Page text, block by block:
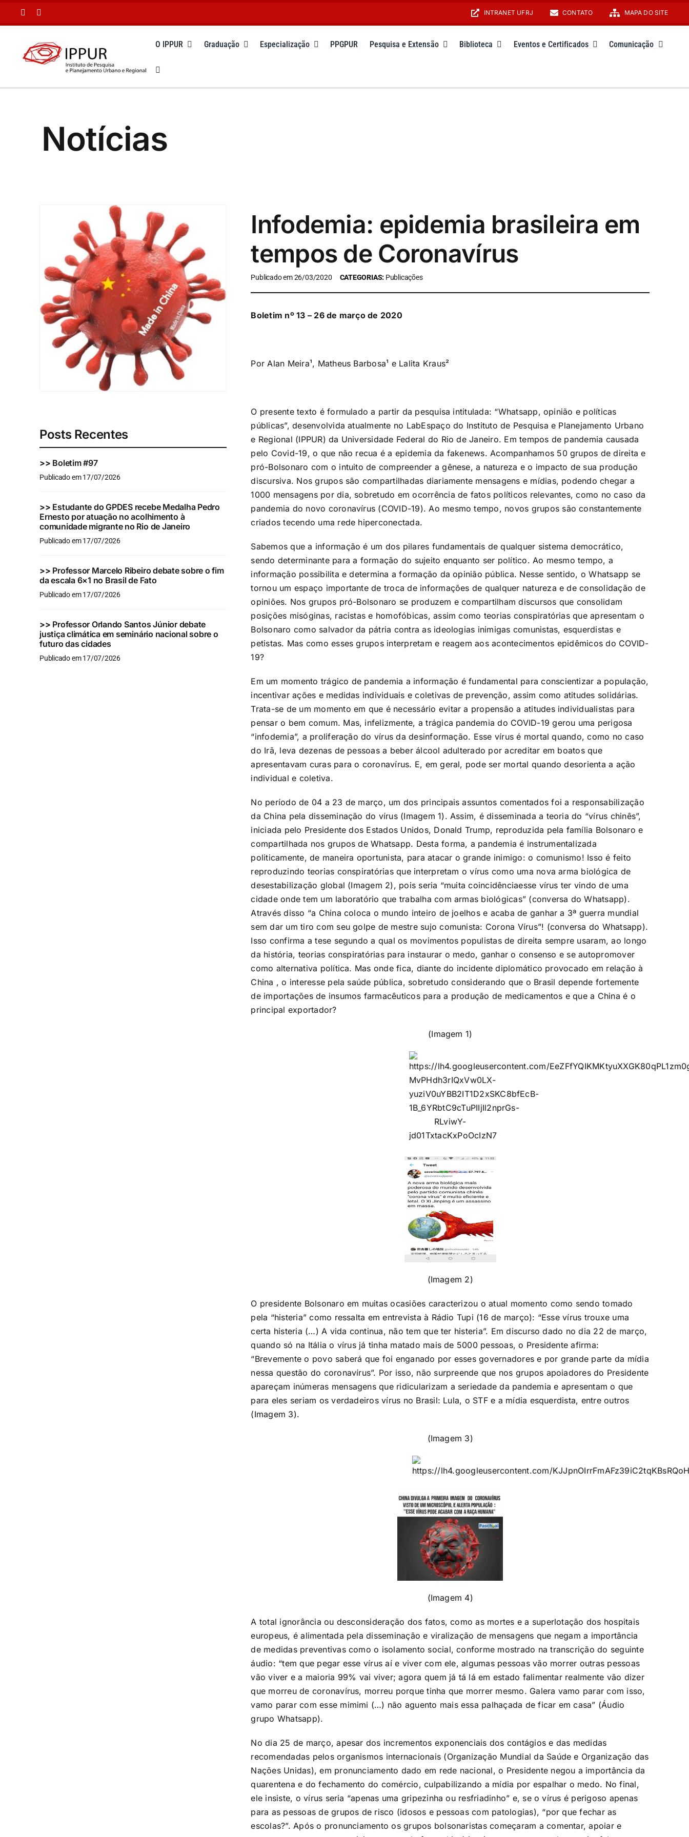
conteúdo
INTRANET UFRJ CONTATO MAPA DO SITE
O IPPUR Graduação Especialização PPGPUR Pesquisa e Extensão Biblioteca Eventos e Certificados Comunicação
Notícias
Posts Recentes
>> Boletim #97
Publicado em 17/07/2026
>> Estudante do GPDES recebe Medalha Pedro
Ernesto por atuação no acolhimento à
comunidade migrante no Rio de Janeiro
Publicado em 17/07/2026
>> Professor Marcelo Ribeiro debate sobre o fim
da escala 6×1 no Brasil de Fato
Publicado em 17/07/2026
>> Professor Orlando Santos Júnior debate
justiça climática em seminário nacional sobre o
futuro das cidades
Publicado em 17/07/2026
Infodemia: epidemia brasileira em
tempos de Coronavírus
Publicado em 26/03/2020 CATEGORIAS: Publicações
Boletim nº 13 – 26 de março de 2020
Por Alan Meira¹, Matheus Barbosa¹ e Lalita Kraus²
O presente texto é formulado a partir da pesquisa intitulada: “Whatsapp, opinião e políticas
públicas”, desenvolvida atualmente no LabEspaço do Instituto de Pesquisa e Planejamento Urbano
e Regional (IPPUR) da Universidade Federal do Rio de Janeiro. Em tempos de pandemia causada
pelo Covid-19, o que não recua é a epidemia da fakenews. Acompanhamos 50 grupos de direita e
pró-Bolsonaro com o intuito de compreender a gênese, a natureza e o impacto de sua produção
discursiva. Nos grupos são compartilhadas diariamente mensagens e mídias, podendo chegar a
1000 mensagens por dia, sobretudo em ocorrência de fatos políticos relevantes, como no caso da
pandemia do novo coronavírus (COVID-19). Ao mesmo tempo, novos grupos são constantemente
criados tecendo uma rede hiperconectada.
Sabemos que a informação é um dos pilares fundamentais de qualquer sistema democrático,
sendo determinante para a formação do sujeito enquanto ser político. Ao mesmo tempo, a
informação possibilita e determina a formação da opinião pública. Nesse sentido, o Whatsapp se
tornou um espaço importante de troca de informações de qualquer natureza e de consolidação de
opiniões. Nos grupos pró-Bolsonaro se produzem e compartilham discursos que consolidam
posições misóginas, racistas e homofóbicas, assim como teorias conspiratórias que apresentam o
Bolsonaro como salvador da pátria contra as ideologias inimigas comunistas, esquerdistas e
petistas. Mas como esses grupos interpretam e reagem aos acontecimentos epidêmicos do COVID-
19?
Em um momento trágico de pandemia a informação é fundamental para conscientizar a população,
incentivar ações e medidas individuais e coletivas de prevenção, assim como atitudes solidárias.
Trata-se de um momento em que é necessário evitar a propensão a atitudes individualistas para
pensar o bem comum. Mas, infelizmente, a trágica pandemia do COVID-19 gerou uma perigosa
“infodemia”, a proliferação do vírus da desinformação. Esse vírus é mortal quando, como no caso
do Irã, leva dezenas de pessoas a beber álcool adulterado por acreditar em boatos que
apresentavam curas para o coronavírus. E, em geral, pode ser mortal quando desorienta a ação
individual e coletiva.
No período de 04 a 23 de março, um dos principais assuntos comentados foi a responsabilização
da China pela disseminação do vírus (Imagem 1). Assim, é disseminada a teoria do “vírus chinês”,
iniciada pelo Presidente dos Estados Unidos, Donald Trump, reproduzida pela família Bolsonaro e
compartilhada nos grupos de Whatsapp. Desta forma, a pandemia é instrumentalizada
politicamente, de maneira oportunista, para atacar o grande inimigo: o comunismo! Isso é feito
reproduzindo teorias conspiratórias que interpretam o vírus como uma nova arma biológica de
desestabilização global (Imagem 2), pois seria “muita coincidênciaesse vírus ter vindo de uma
cidade onde tem um laboratório que trabalha com armas biológicas” (conversa do Whatsapp).
Através disso “a China coloca o mundo inteiro de joelhos e acaba de ganhar a 3ª guerra mundial
sem dar um tiro com seu golpe de mestre sujo comunista: Corona Vírus”! (conversa do Whatsapp).
Isso confirma a tese segundo a qual os movimentos populistas de direita sempre usaram, ao longo
da história, teorias conspiratórias para instaurar o medo, ganhar o consenso e se autopromover
como alternativa política. Mas onde fica, diante do incidente diplomático provocado em relação à
China , o interesse pela saúde pública, sobretudo considerando que o Brasil depende fortemente
de importações de insumos farmacêuticos para a produção de medicamentos e que a China é o
principal exportador?
(Imagem 1)
(Imagem 2)
O presidente Bolsonaro em muitas ocasiões caracterizou o atual momento como sendo tomado
pela “histeria” como ressalta em entrevista à Rádio Tupi (16 de março): “Esse vírus trouxe uma
certa histeria (…) A vida continua, não tem que ter histeria”. Em discurso dado no dia 22 de março,
quando só na Itália o vírus já tinha matado mais de 5000 pessoas, o Presidente afirma:
“Brevemente o povo saberá que foi enganado por esses governadores e por grande parte da mídia
nessa questão do coronavírus”. Por isso, não surpreende que nos grupos apoiadores do Presidente
apareçam inúmeras mensagens que ridicularizam a seriedade da pandemia e apresentam o que
para eles seriam os verdadeiros vírus no Brasil: Lula, o STF e a mídia esquerdista, entre outros
(Imagem 3).
(Imagem 3)
(Imagem 4)
A total ignorância ou desconsideração dos fatos, como as mortes e a superlotação dos hospitais
europeus, é alimentada pela disseminação e viralização de mensagens que negam a importância
de medidas preventivas como o isolamento social, conforme mostrado na transcrição do seguinte
áudio: “tem que pegar esse vírus aí e viver com ele, algumas pessoas vão morrer outras pessoas
vão viver e a maioria 99% vai viver; agora quem já tá lá em estado falimentar realmente vão dizer
que morreu de coronavírus, morreu porque tinha que morrer mesmo. Galera vamo parar com isso,
vamo parar com esse mimimi (…) não aguento mais essa palhaçada de ficar em casa” (Áudio
grupo Whatsapp).
No dia 25 de março, apesar dos incrementos exponenciais dos contágios e das medidas
recomendadas pelos organismos internacionais (Organização Mundial da Saúde e Organização das
Nações Unidas), em pronunciamento dado em rede nacional, o Presidente negou a importância da
quarentena e do fechamento do comércio, culpabilizando a mídia por espalhar o medo. No final,
ele insiste, o vírus seria “apenas uma gripezinha ou resfriadinho” e, se o vírus é perigoso apenas
para as pessoas de grupos de risco (idosos e pessoas com patologias), “por que fechar as
escolas?”. Após o pronunciamento os grupos bolsonaristas começaram a comentar, apoiar e